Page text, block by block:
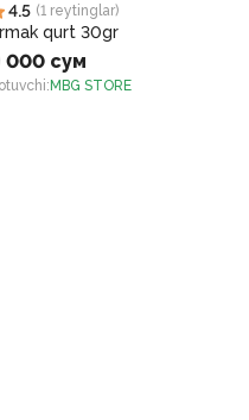
4.5 (1 reytinglar)
qurt 30gr
000 сум
: MBG STORE